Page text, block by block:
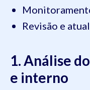
Revisão e
1. Análise
e interno